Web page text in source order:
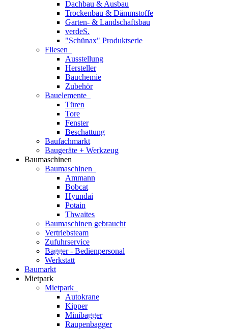
Dachbau & Ausbau
Trockenbau & Dämmstoffe
Garten- & Landschaftsbau
verdeS.
"Schünax" Produktserie
Fliesen
Ausstellung
Hersteller
Bauchemie
Zubehör
Bauelemente
Türen
Tore
Fenster
Beschattung
Baufachmarkt
Baugeräte + Werkzeug
Baumaschinen
Baumaschinen
Ammann
Bobcat
Hyundai
Potain
Thwaites
Baumaschinen gebraucht
Vertriebsteam
Zufuhrservice
Bagger - Bedienpersonal
Werkstatt
Baumarkt
Mietpark
Mietpark
Autokrane
Kipper
Minibagger
Raupenbagger